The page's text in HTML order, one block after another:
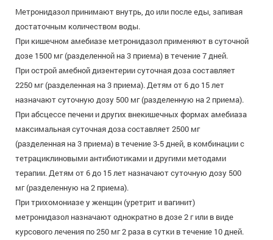
Метронидазол принимают внутрь, до или после еды, запивая
достаточным количеством воды.
При кишечном амебиазе метронидазол применяют в суточной
дозе 1500 мг (разделенной на 3 приема) в течение 7 дней.
При острой амебной дизентерии суточная доза составляет
2250 мг (разделенная на 3 приема). Детям от 6 до 15 лет
назначают суточную дозу 500 мг (разделенную на 2 приема).
При абсцессе печени и других внекишечных формах амебиаза
максимальная суточная доза составляет 2500 мг
(разделенная на 3 приема) в течение 3-5 дней, в комбинации с
тетрациклиновыми антибиотиками и другими методами
терапии. Детям от 6 до 15 лет назначают суточную дозу 500
мг (разделенную на 2 приема).
При трихомониазе у женщин (уретрит и вагинит)
метронидазол назначают однократно в дозе 2 г или в виде
курсового лечения по 250 мг 2 раза в сутки в течение 10 дней.